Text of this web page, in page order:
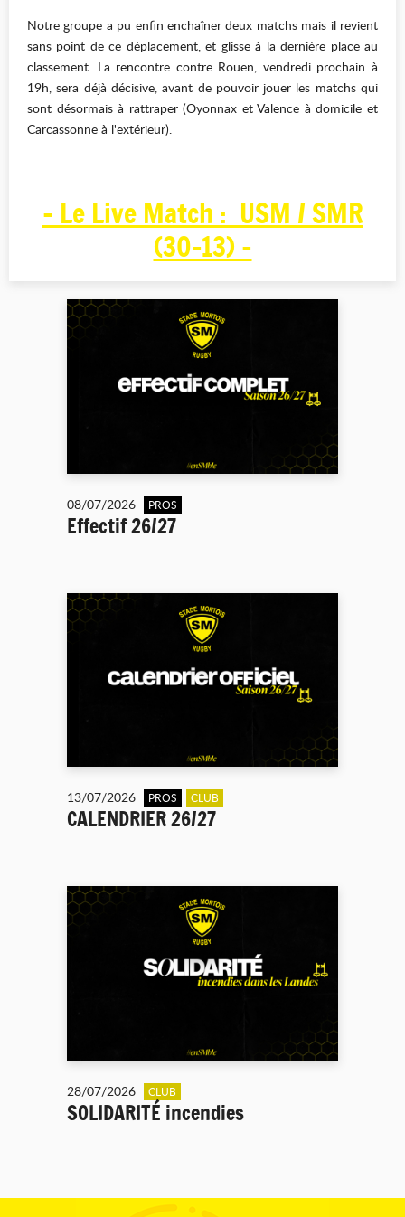
Notre groupe a pu enfin enchaîner deux matchs mais il revient
sans point de ce déplacement, et glisse à la dernière place au
classement. La rencontre contre Rouen, vendredi prochain à
19h, sera déjà décisive, avant de pouvoir jouer les matchs qui
sont désormais à rattraper (Oyonnax et Valence à domicile et
Carcassonne à l'extérieur).
- Le Live Match : USM / SMR
(30-13) -
08/07/2026 PROS
Effectif 26/27
13/07/2026 PROS CLUB
CALENDRIER 26/27
28/07/2026 CLUB
SOLIDARITÉ incendies